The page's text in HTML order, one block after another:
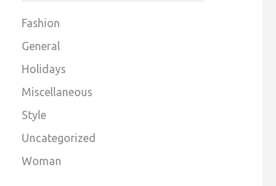
Fashion
General
Holidays
Miscellaneous
Style
Uncategorized
Woman